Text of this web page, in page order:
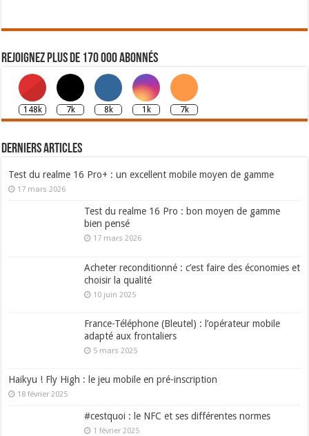
Rejoignez plus de 170 000 abonnés
148k 7k 8k 1k 7k
Derniers articles
Test du realme 16 Pro+ : un excellent mobile moyen de gamme
17 mars 2026
Test du realme 16 Pro : bon moyen de gamme
bien pensé
17 mars 2026
Acheter reconditionné : c’est faire des économies et
choisir la qualité
10 juin 2025
France-Téléphone (Bleutel) : l’opérateur mobile
adapté aux frontaliers
5 mars 2025
Haikyu ! Fly High : le jeu mobile en pré-inscription
18 février 2025
#cestquoi : le NFC et ses différentes normes
1 février 2025